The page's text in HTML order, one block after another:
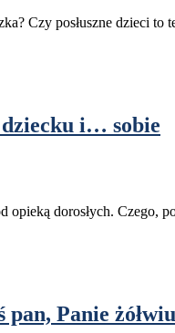
Czy posłuszne dzieci to
i… sobie
opieką dorosłych. Czego,
pan, Panie